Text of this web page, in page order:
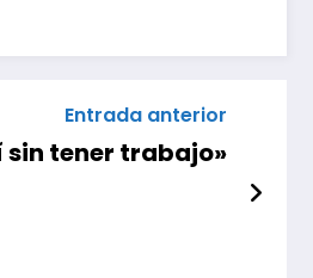
Entrada anterior
sin tener trabajo»